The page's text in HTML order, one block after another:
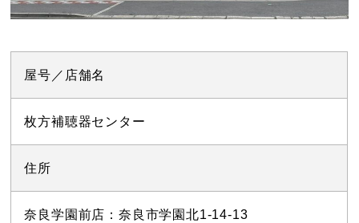
屋号／店舗名
枚方補聴器センター
住所
奈良学園前店：奈良市学園北1-14-13